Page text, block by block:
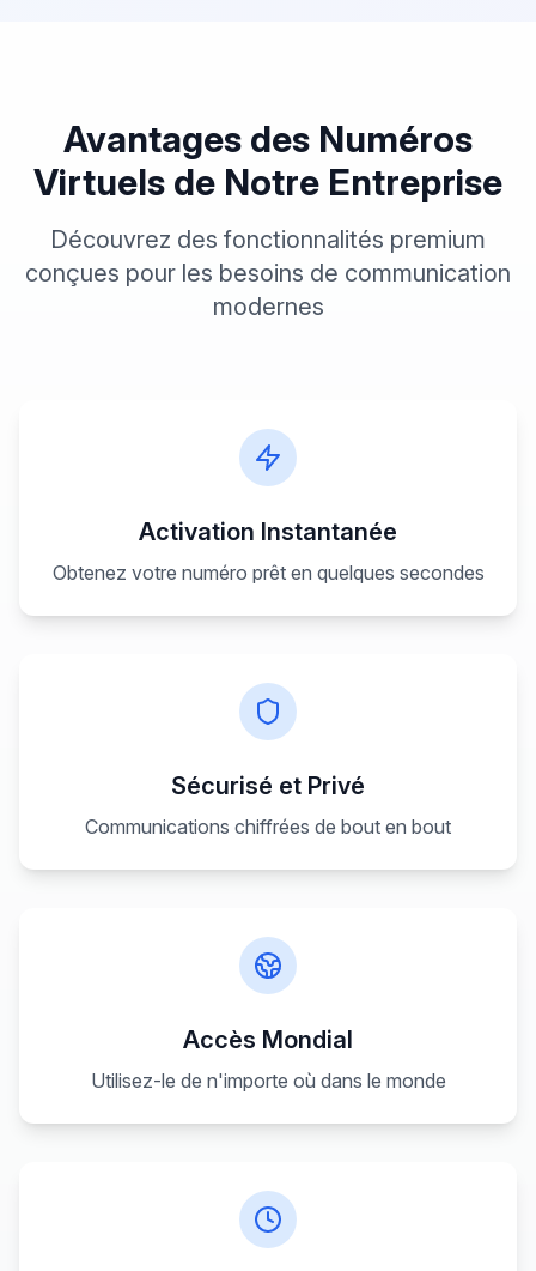
Avantages des Numéros
Virtuels de Notre Entreprise
Découvrez des fonctionnalités premium
conçues pour les besoins de communication
modernes
Activation Instantanée
Obtenez votre numéro prêt en quelques secondes
Sécurisé et Privé
Communications chiffrées de bout en bout
Accès Mondial
Utilisez-le de n'importe où dans le monde